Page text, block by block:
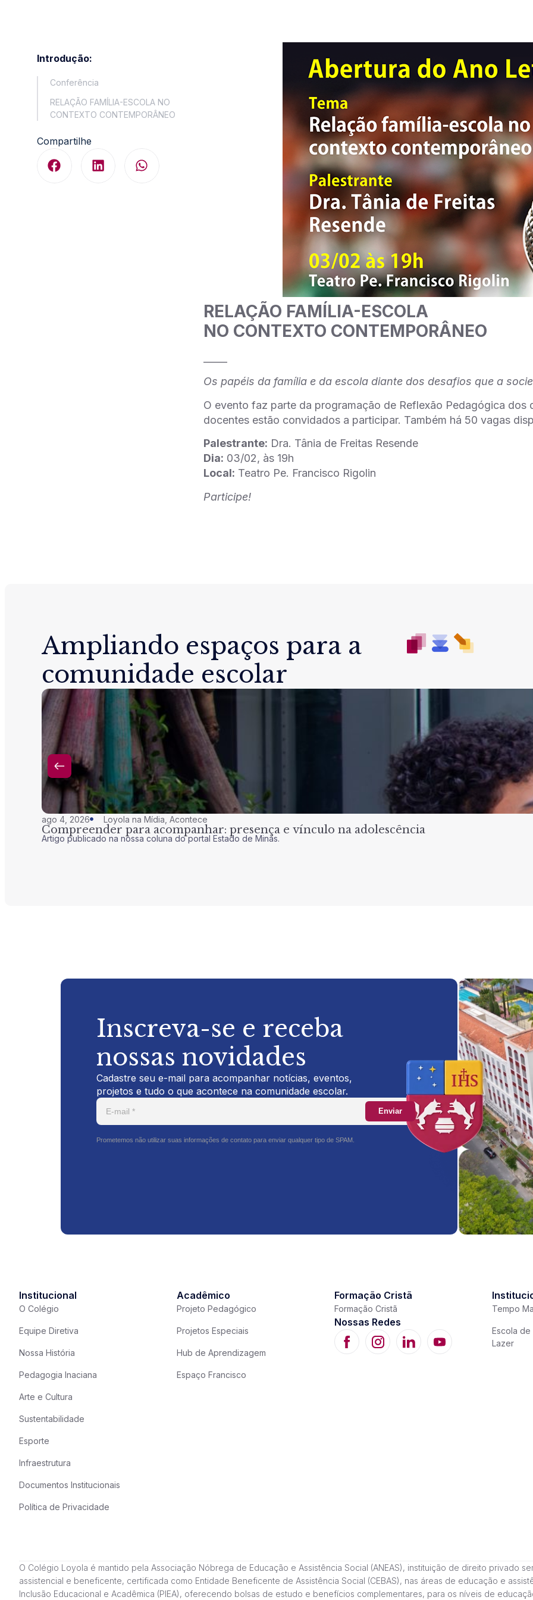
Introdução:
Conferência
RELAÇÃO FAMÍLIA-ESCOLA NO
CONTEXTO CONTEMPORÂNEO
Compartilhe
RELAÇÃO FAMÍLIA-ESCOLA
NO CONTEXTO CONTEMPORÂNEO
Os papéis da família e da escola diante dos desafios que a
O evento faz parte da programação de Reflexão Pedagógica dos
docentes estão convidados a participar. Também há 50 vagas
Palestrante: Dra. Tânia de Freitas Resende
Dia: 03/02, às 19h
Local: Teatro Pe. Francisco Rigolin
Participe!
Ampliando espaços para a
comunidade escolar
ago 4, 2026 Loyola na Mídia Acontece
Compreender para acompanhar: presença e vínculo na adolescência
Artigo publicado na nossa coluna do portal Estado de Minas.
Inscreva-se e receba
nossas novidades
Cadastre seu e-mail para acompanhar notícias, eventos,
projetos e tudo o que acontece na comunidade escolar.
Enviar
Prometemos não utilizar suas informações de contato para enviar qualquer tipo de SPAM.
Institucional
O Colégio
Equipe Diretiva
Nossa História
Pedagogia Inaciana
Arte e Cultura
Sustentabilidade
Esporte
Infraestrutura
Documentos Institucionais
Política de Privacidade
Acadêmico
Projeto Pedagógico
Projetos Especiais
Hub de Aprendizagem
Espaço Francisco
Formação Cristã
Formação Cristã
Nossas Redes
Tempo
Escola de
Lazer
O Colégio Loyola é mantido pela Associação Nóbrega de Educação e Assistência Social (ANEAS), instituição de direito privado
assistencial e beneficente, certificada como Entidade Beneficente de Assistência Social (CEBAS), nas áreas de educação e
Inclusão Educacional e Acadêmica (PIEA), oferecendo bolsas de estudo e benefícios complementares, para os níveis de